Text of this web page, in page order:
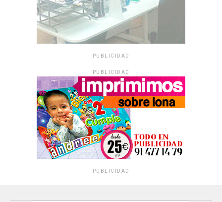
PUBLICIDAD
PUBLICIDAD
PUBLICIDAD